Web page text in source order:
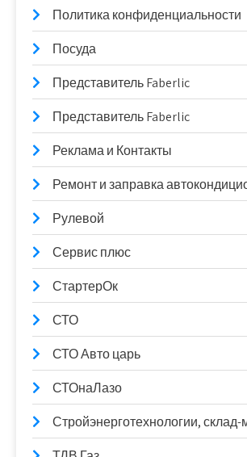
Политика конфиденциальности
Посуда
Представитель Faberlic
Представитель Faberlic
Реклама и Контакты
Ремонт и заправка
Рулевой
Сервис плюс
СтартерОк
СТО
СТО Авто царь
СТОнаЛазо
Стройэнерготехнологии, склад-